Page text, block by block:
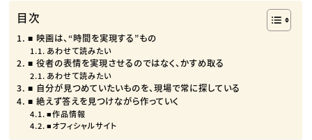
目次
■ 映画は、“時間を実現する”もの
あわせて読みたい
■ 役者の表情を実現させるのではなく、かすめ取る
あわせて読みたい
■ 自分が見つめていたいものを、現場で常に探している
■ 絶えず答えを見つけながら作っていく
■作品情報
■オフィシャルサイト